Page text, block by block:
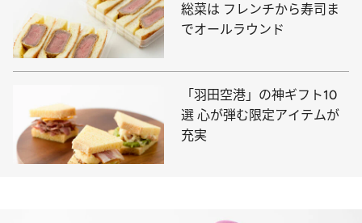
総菜は フレンチから寿司ま
でオールラウンド
「羽田空港」の神ギフト10
選 心が弾む限定アイテムが
充実